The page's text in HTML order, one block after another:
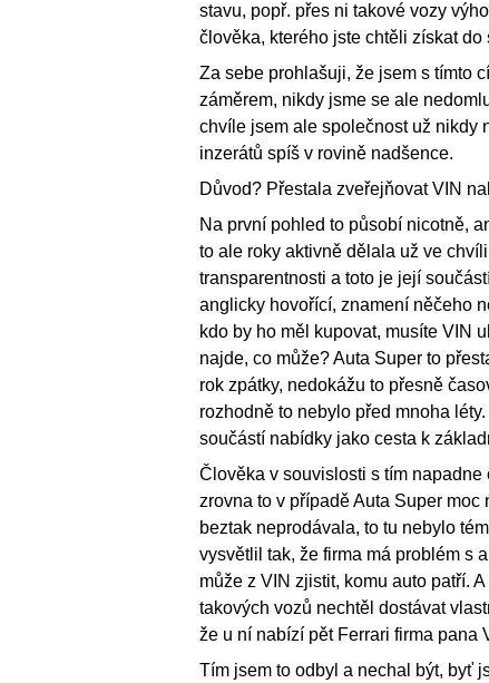
stavu, popř. přes ni takové vozy
člověka, kterého jste chtěli získat do
Za sebe prohlašuji, že jsem s tímto
záměrem, nikdy jsme se ale
chvíle jsem ale společnost už nikdy
inzerátů spíš v rovině nadšence.
Důvod? Přestala zveřejňovat VIN
Na první pohled to působí nicotně,
to ale roky aktivně dělala už ve
transparentnosti a toto je její
anglicky hovořící, znamení něčeho
kdo by ho měl kupovat, musíte VIN
najde, co může? Auta Super to
rok zpátky, nedokážu to přesně
rozhodně to nebylo před mnoha
součástí nabídky jako cesta k
Člověka v souvislosti s tím
zrovna to v případě Auta Super
beztak neprodávala, to tu nebylo
vysvětlil tak, že firma má problém s
může z VIN zjistit, komu auto patří.
takových vozů nechtěl dostávat
že u ní nabízí pět Ferrari firma pana
Tím jsem to odbyl a nechal být, byť